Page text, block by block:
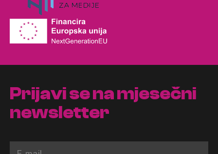
Prijavi se na mjesečni
newsletter